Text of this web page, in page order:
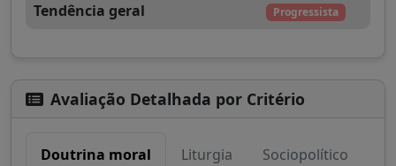
Tendência geral Progressista
Avaliação Detalhada por Critério
Doutrina moral Liturgia Sociopolítico